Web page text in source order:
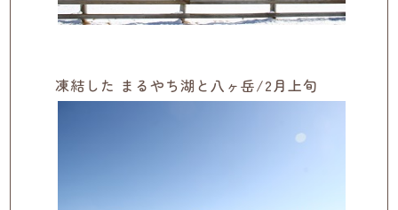
凍結した まるやち湖と八ヶ岳/2月上旬